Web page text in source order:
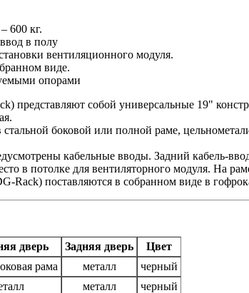
600 кг.
в полу
вентиляционного модуля.
виде.
опорами
представляют собой универсальные 19"
стальной боковой или полной раме,
кабельные вводы. Задний кабель-
в потолке для вентиляторного модуля. На
Rack) поставляются в собранном виде в
дверь Задняя дверь
Цвет
рама металл
черный
металл
черный